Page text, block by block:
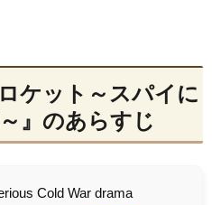
ケット～スパイに
』のあらすじ
Cold War drama